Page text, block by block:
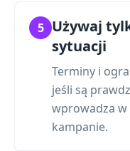
5 Używaj
sytuacji
Terminy i
jeśli są
wprowadza w
kampanie.